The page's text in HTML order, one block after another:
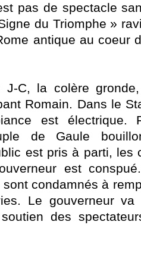
pas de spectacle
du Triomphe »
antique au coeur
C, la colère
Romain. Dans le
est
de Gaule
est pris à parti, les
est
condamnés à
Le gouverneur
des